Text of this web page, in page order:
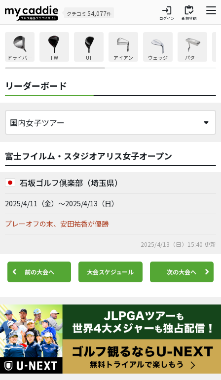
クチコミ 54,077件 login
ログイン
inventory
新規登録
ドライバー FW UT アイアン ウェッジ パター
リーダーボード
富士フイルム・スタジオアリス女子オープン
石坂ゴルフ倶楽部（埼玉県）
2025/4/11（金）～2025/4/13（日）
プレーオフの末、安田祐香が優勝
2025/4/13（日）15:40 更新
前の大会へ 大会スケジュール 次の大会へ